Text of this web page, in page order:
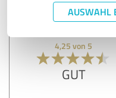
AUSWAHL
25.05.2022 H.
4,25 von 5
GUT